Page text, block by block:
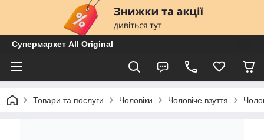
Супермаркет All Original
Товари та послуги Чоловіки Чоловіче взуття